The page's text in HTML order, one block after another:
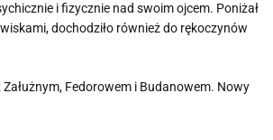
i fizycznie nad swoim ojcem. Poniżał
dochodziło również do rękoczynów
Załużnym, Fedorowem i Budanowem. Nowy